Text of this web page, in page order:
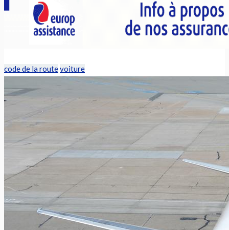
code de la routevoiture